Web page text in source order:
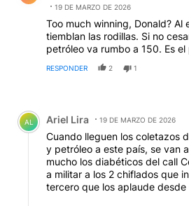
19 DE MARZO DE 2026
Too much winning, Donald? Al
tiemblan las rodillas. Si no
petróleo va rumbo a 150. Es
RESPONDER 2 1
Comentario de Ariel Lira.
AL Ariel Lira 19 DE MARZO DE 2026
Cuando lleguen los coletazos
y petróleo a este país, se van
mucho los diabéticos del call
a militar a los 2 chiflados que
tercero que los aplaude desde
pidiendo aumento porque va